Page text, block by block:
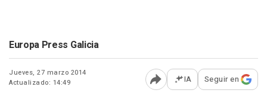
Europa Press Galicia
Jueves, 27 marzo 2014
Actualizado: 14:49
Abrir opciones para
IA Seguir en